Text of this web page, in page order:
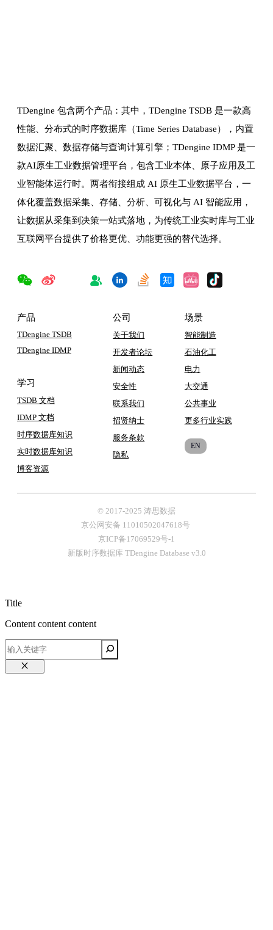
TDengine 包含两个产品：其中，TDengine TSDB 是一款高
性能、分布式的时序数据库（Time Series Database），内置
数据汇聚、数据存储与查询计算引擎；TDengine IDMP 是一
款AI原生工业数据管理平台，包含工业本体、原子应用及工
业智能体运行时。两者衔接组成 AI 原生工业数据平台，一
体化覆盖数据采集、存储、分析、可视化与 AI 智能应用，
让数据从采集到决策一站式落地，为传统工业实时库与工业
互联网平台提供了价格更优、功能更强的替代选择。
产品
TDengine TSDB
TDengine IDMP
学习
TSDB 文档
IDMP 文档
时序数据库知识
实时数据库知识
博客资源
公司
关于我们
开发者论坛
新闻动态
安全性
联系我们
招贤纳士
服务条款
隐私
场景
智能制造
石油化工
电力
大交通
公共事业
更多行业实践
EN
© 2017-2025 涛思数据
京公网安备 11010502047618号
京ICP备17069529号-1
新版时序数据库 TDengine Database v3.0
Title
Content content content
关